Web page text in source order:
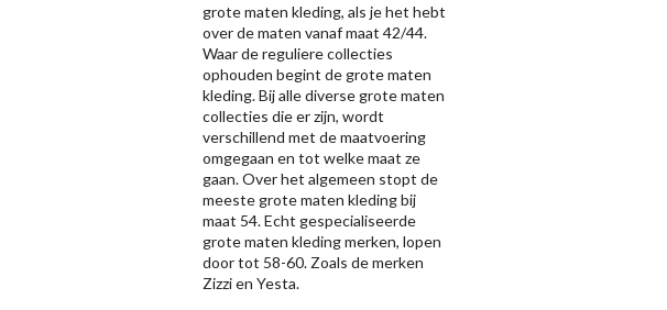
grote maten kleding, als je het hebt
over de maten vanaf maat 42/44.
Waar de reguliere collecties
ophouden begint de grote maten
kleding. Bij alle diverse grote maten
collecties die er zijn, wordt
verschillend met de maatvoering
omgegaan en tot welke maat ze
gaan. Over het algemeen stopt de
meeste grote maten kleding bij
maat 54. Echt gespecialiseerde
grote maten kleding merken, lopen
door tot 58-60. Zoals de merken
Zizzien Yesta.